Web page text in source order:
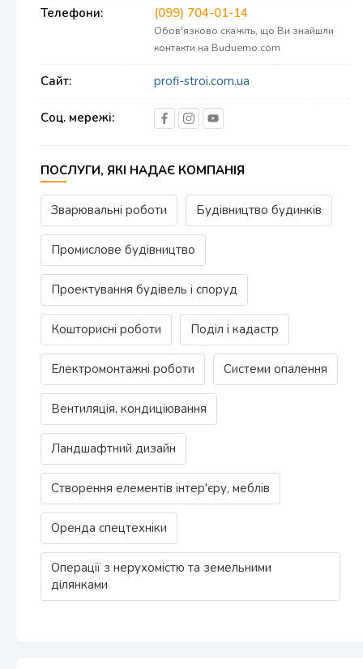
Телефони: (099) 704-01-14
Обов'язково скажіть, що Ви знайшли
контакти на Buduemo.com
Сайт: profi-stroi.com.ua
Соц. мережі:
ПОСЛУГИ, ЯКІ НАДАЄ КОМПАНІЯ
Зварювальні роботи Будівництво будинків
Промислове будівництво
Проектування будівель і споруд
Кошторисні роботи Поділ і кадастр
Електромонтажні роботи Системи опалення
Вентиляція, кондиціювання
Ландшафтний дизайн
Створення елементів інтер'єру, меблів
Оренда спецтехніки
Операції з нерухомістю та земельними
ділянками